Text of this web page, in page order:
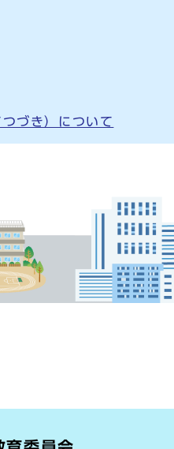
づき）について